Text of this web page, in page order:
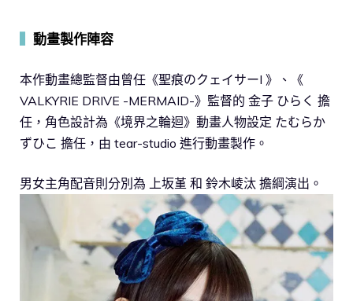
動畫製作陣容
本作動畫總監督由曾任《聖痕のクェイサーI 》、《
VALKYRIE DRIVE -MERMAID-》監督的 金子 ひらく 擔
任，角色設計為《境界之輪迴》動畫人物設定 たむらか
ずひこ 擔任，由 tear-studio 進行動畫製作。
男女主角配音則分別為 上坂堇 和 鈴木崚汰 擔綱演出。